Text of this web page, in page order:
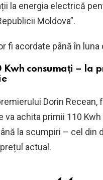
la energia electrică
Moldova”.
fi acordate până în
Kwh consumați – la
Dorin Recean,
va achita primii 110
la scumpiri – cel din
actual.